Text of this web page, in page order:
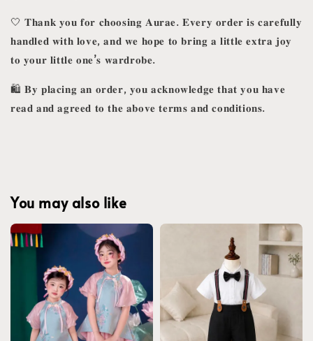
🤍 𝐓𝐡𝐚𝐧𝐤 𝐲𝐨𝐮 𝐟𝐨𝐫 𝐜𝐡𝐨𝐨𝐬𝐢𝐧𝐠 𝐀𝐮𝐫𝐚𝐞. 𝐄𝐯𝐞𝐫𝐲 𝐨𝐫𝐝𝐞𝐫 𝐢𝐬 𝐜𝐚𝐫𝐞𝐟𝐮𝐥𝐥𝐲
𝐡𝐚𝐧𝐝𝐥𝐞𝐝 𝐰𝐢𝐭𝐡 𝐥𝐨𝐯𝐞, 𝐚𝐧𝐝 𝐰𝐞 𝐡𝐨𝐩𝐞 𝐭𝐨 𝐛𝐫𝐢𝐧𝐠 𝐚 𝐥𝐢𝐭𝐭𝐥𝐞 𝐞𝐱𝐭𝐫𝐚 𝐣𝐨𝐲
𝐭𝐨 𝐲𝐨𝐮𝐫 𝐥𝐢𝐭𝐭𝐥𝐞 𝐨𝐧𝐞’𝐬 𝐰𝐚𝐫𝐝𝐫𝐨𝐛𝐞.
🛍️ 𝐁𝐲 𝐩𝐥𝐚𝐜𝐢𝐧𝐠 𝐚𝐧 𝐨𝐫𝐝𝐞𝐫, 𝐲𝐨𝐮 𝐚𝐜𝐤𝐧𝐨𝐰𝐥𝐞𝐝𝐠𝐞 𝐭𝐡𝐚𝐭 𝐲𝐨𝐮 𝐡𝐚𝐯𝐞
𝐫𝐞𝐚𝐝 𝐚𝐧𝐝 𝐚𝐠𝐫𝐞𝐞𝐝 𝐭𝐨 𝐭𝐡𝐞 𝐚𝐛𝐨𝐯𝐞 𝐭𝐞𝐫𝐦𝐬 𝐚𝐧𝐝 𝐜𝐨𝐧𝐝𝐢𝐭𝐢𝐨𝐧𝐬.
You may also like